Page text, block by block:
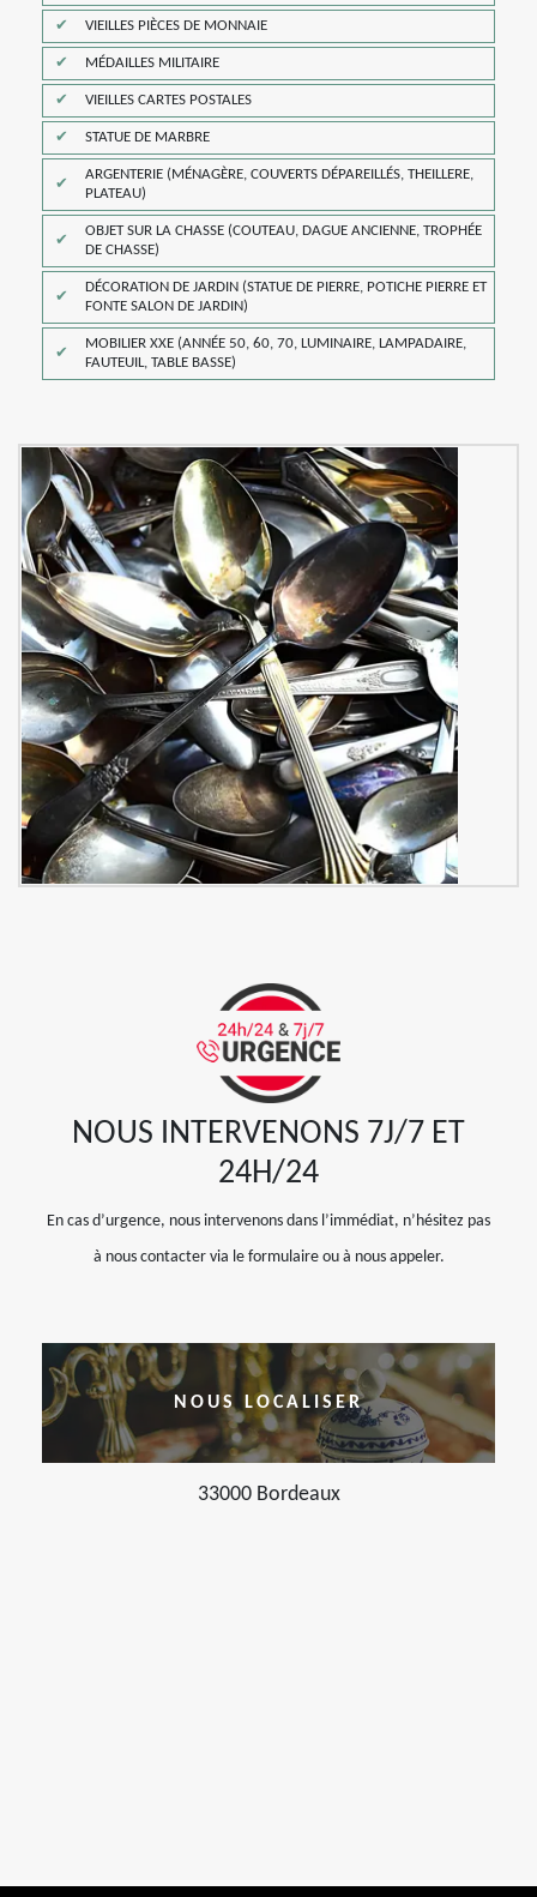
VIEILLES PIÈCES DE MONNAIE
MÉDAILLES MILITAIRE
VIEILLES CARTES POSTALES
STATUE DE MARBRE
ARGENTERIE (MÉNAGÈRE, COUVERTS DÉPAREILLÉS, THEILLERE,
PLATEAU)
OBJET SUR LA CHASSE (COUTEAU, DAGUE ANCIENNE, TROPHÉE
DE CHASSE)
DÉCORATION DE JARDIN (STATUE DE PIERRE, POTICHE PIERRE ET
FONTE SALON DE JARDIN)
MOBILIER XXE (ANNÉE 50, 60, 70, LUMINAIRE, LAMPADAIRE,
FAUTEUIL, TABLE BASSE)
NOUS INTERVENONS 7J/7 ET
24H/24
En cas d’urgence, nous intervenons dans l’immédiat, n’hésitez pas
à nous contacter via le formulaire ou à nous appeler.
NOUS LOCALISER
33000 Bordeaux